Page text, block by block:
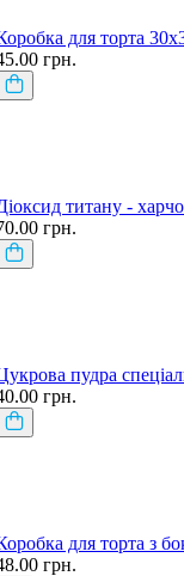
для торта
грн.
титану -
грн.
пудра
грн.
для торта з
грн.